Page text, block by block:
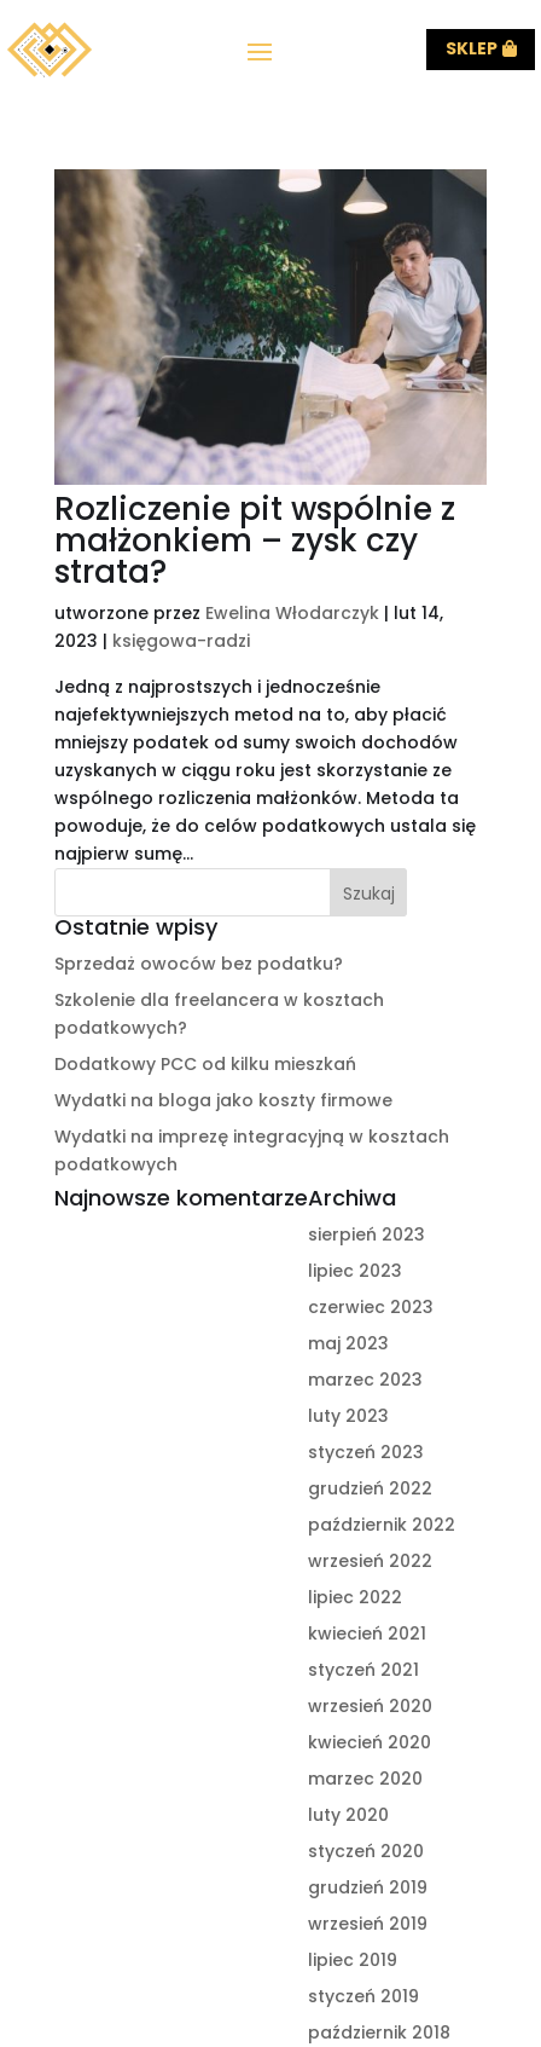
SKLEP
Rozliczenie pit wspólnie z
małżonkiem – zysk czy
strata?
utworzone przez Ewelina Włodarczyk| lut 14,
2023 | księgowa-radzi
Jedną z najprostszych i jednocześnie
najefektywniejszych metod na to, aby płacić
mniejszy podatek od sumy swoich dochodów
uzyskanych w ciągu roku jest skorzystanie ze
wspólnego rozliczenia małżonków. Metoda ta
powoduje, że do celów podatkowych ustala się
najpierw sumę...
Ostatnie wpisy
Sprzedaż owoców bez podatku?
Szkolenie dla freelancera w kosztach
podatkowych?
Dodatkowy PCC od kilku mieszkań
Wydatki na bloga jako koszty firmowe
Wydatki na imprezę integracyjną w kosztach
podatkowych
Najnowsze komentarzeArchiwa
sierpień 2023
lipiec 2023
czerwiec 2023
maj 2023
marzec 2023
luty 2023
styczeń 2023
grudzień 2022
październik 2022
wrzesień 2022
lipiec 2022
kwiecień 2021
styczeń 2021
wrzesień 2020
kwiecień 2020
marzec 2020
luty 2020
styczeń 2020
grudzień 2019
wrzesień 2019
lipiec 2019
styczeń 2019
październik 2018